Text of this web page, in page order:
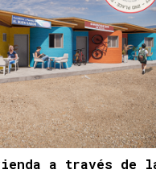
a través de